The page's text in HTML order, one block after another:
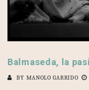
Balmaseda, la
BY MANOLO GARRIDO